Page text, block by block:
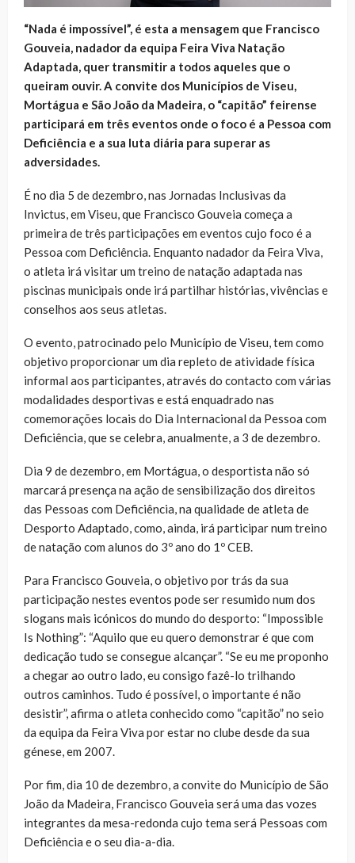
“Nada é impossível”, é esta a mensagem que Francisco
Gouveia, nadador da equipa Feira Viva Natação
Adaptada, quer transmitir a todos aqueles que o
queiram ouvir. A convite dos Municípios de Viseu,
Mortágua e São João da Madeira, o “capitão” feirense
participará em três eventos onde o foco é a Pessoa com
Deficiência e a sua luta diária para superar as
adversidades.
É no dia 5 de dezembro, nas Jornadas Inclusivas da
Invictus, em Viseu, que Francisco Gouveia começa a
primeira de três participações em eventos cujo foco é a
Pessoa com Deficiência. Enquanto nadador da Feira Viva,
o atleta irá visitar um treino de natação adaptada nas
piscinas municipais onde irá partilhar histórias, vivências e
conselhos aos seus atletas.
O evento, patrocinado pelo Município de Viseu, tem como
objetivo proporcionar um dia repleto de atividade física
informal aos participantes, através do contacto com várias
modalidades desportivas e está enquadrado nas
comemorações locais do Dia Internacional da Pessoa com
Deficiência, que se celebra, anualmente, a 3 de dezembro.
Dia 9 de dezembro, em Mortágua, o desportista não só
marcará presença na ação de sensibilização dos direitos
das Pessoas com Deficiência, na qualidade de atleta de
Desporto Adaptado, como, ainda, irá participar num treino
de natação com alunos do 3º ano do 1º CEB.
Para Francisco Gouveia, o objetivo por trás da sua
participação nestes eventos pode ser resumido num dos
slogans mais icónicos do mundo do desporto: “Impossible
Is Nothing”: “Aquilo que eu quero demonstrar é que com
dedicação tudo se consegue alcançar”. “Se eu me proponho
a chegar ao outro lado, eu consigo fazê-lo trilhando
outros caminhos. Tudo é possível, o importante é não
desistir”, afirma o atleta conhecido como “capitão” no seio
da equipa da Feira Viva por estar no clube desde da sua
génese, em 2007.
Por fim, dia 10 de dezembro, a convite do Município de São
João da Madeira, Francisco Gouveia será uma das vozes
integrantes da mesa-redonda cujo tema será Pessoas com
Deficiência e o seu dia-a-dia.